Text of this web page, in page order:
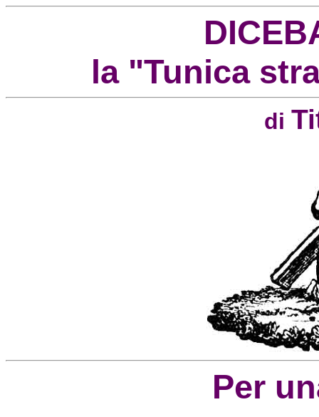
la "Tunica
di
Per